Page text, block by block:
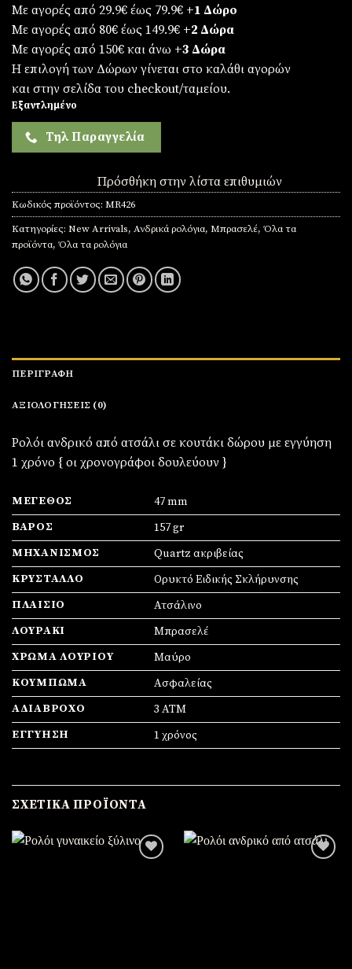
Με αγορές από 29.9€ έως 79.9€ +1 Δώρο
Με αγορές από 80€ έως 149.9€ +2 Δώρα
Με αγορές από 150€ και άνω +3 Δώρα
Η επιλογή των Δώρων γίνεται στο καλάθι αγορών
και στην σελίδα του checkout/ταμείου.
Εξαντλημένο
Τηλ Παραγγελία
Πρόσθήκη στην λίστα επιθυμιών
Κωδικός προϊόντος: MR426
Κατηγορίες: New Arrivals, Ανδρικά ρολόγια, Μπρασελέ, Όλα τα
προϊόντα, Όλα τα ρολόγια
ΠΕΡΙΓΡΑΦΉ
ΑΞΙΟΛΟΓΉΣΕΙΣ (0)
Ρολόι ανδρικό από ατσάλι σε κουτάκι δώρου με εγγύηση
1 χρόνο { οι χρονογράφοι δουλεύουν }
ΜΈΓΕΘΟΣ
47 mm
ΒΆΡΟΣ
157 gr
ΜΗΧΑΝΙΣΜΌΣ
Quartz ακριβείας
ΚΡΎΣΤΑΛΛΟ
Ορυκτό Ειδικής Σκλήρυνσης
ΠΛΑΊΣΙΟ
Ατσάλινο
ΛΟΥΡΆΚΙ
Μπρασελέ
ΧΡΏΜΑ ΛΟΥΡΙΟΎ
Μαύρο
ΚΟΎΜΠΩΜΑ
Ασφαλείας
ΑΔΙΆΒΡΟΧΟ
3 ATM
ΕΓΓΎΗΣΗ
1 χρόνος
ΣΧΕΤΙΚΆ ΠΡΟΪΌΝΤΑ